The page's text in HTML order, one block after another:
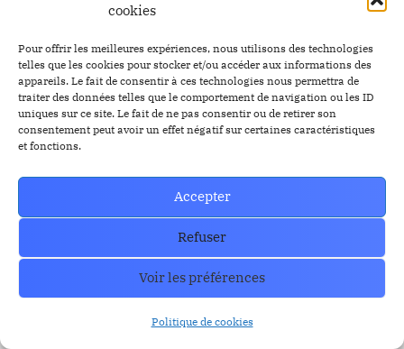
cookies
Pour offrir les meilleures expériences, nous utilisons des technologies
telles que les cookies pour stocker et/ou accéder aux informations des
appareils. Le fait de consentir à ces technologies nous permettra de
traiter des données telles que le comportement de navigation ou les ID
uniques sur ce site. Le fait de ne pas consentir ou de retirer son
consentement peut avoir un effet négatif sur certaines caractéristiques
et fonctions.
Accepter
Refuser
Voir les préférences
Politique de cookies
s’écrire… avec ou sans vous.
Recent Comments
Cryptoalaune
surEducation Financière:
Le salaire te nourrit, le profit te libère
Abraham Bigirimana